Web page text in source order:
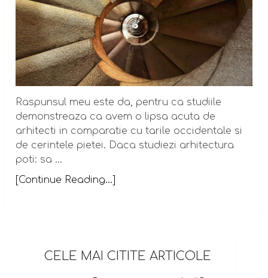
Raspunsul meu este da, pentru ca studiile
demonstreaza ca avem o lipsa acuta de
arhitecti in comparatie cu tarile occidentale si
de cerintele pietei. Daca studiezi arhitectura
poti: sa …
[Continue Reading...]
CELE MAI CITITE ARTICOLE